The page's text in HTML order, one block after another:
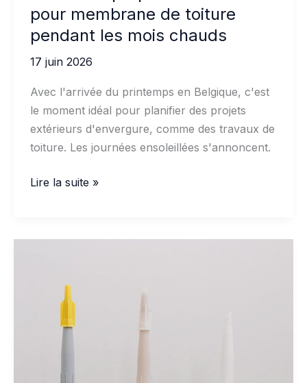
pour membrane de toiture
pendant les mois chauds
17 juin 2026
Avec l'arrivée du printemps en Belgique, c'est
le moment idéal pour planifier des projets
extérieurs d'envergure, comme des travaux de
toiture. Les journées ensoleillées s'annoncent.
Comment
pour
Lire la suite »